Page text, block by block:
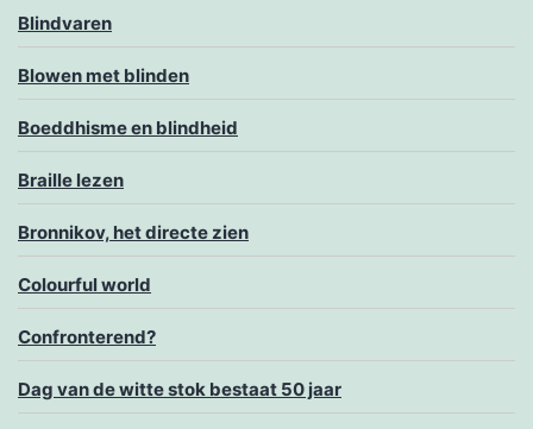
Blindvaren
Blowen met blinden
Boeddhisme en blindheid
Braille lezen
Bronnikov, het directe zien
Colourful world
Confronterend?
Dag van de witte stok bestaat 50 jaar